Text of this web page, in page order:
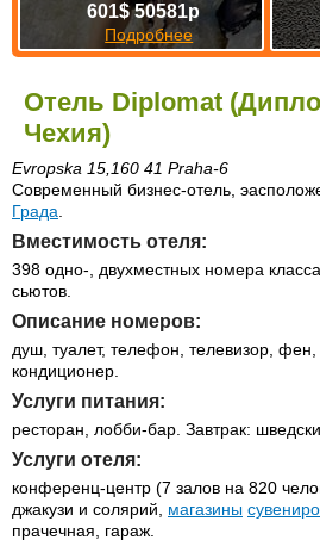
Отель Diplomat
Чехия)
Evropska 15,160 41 Praha-6
Современный бизнес-отель,
Града
Вместимость отеля:
398 одно-, двухместных номера
сьютов.
Описание номеров:
душ, туалет, телефон, телевизор,
кондиционер.
Услуги питания:
ресторан, лобби-бар. Завтрак:
Услуги отеля:
конференц-центр (7 залов на 820
джакузи и солярий, магазины
прачечная, гараж.
601$ 50581р
Подробнее